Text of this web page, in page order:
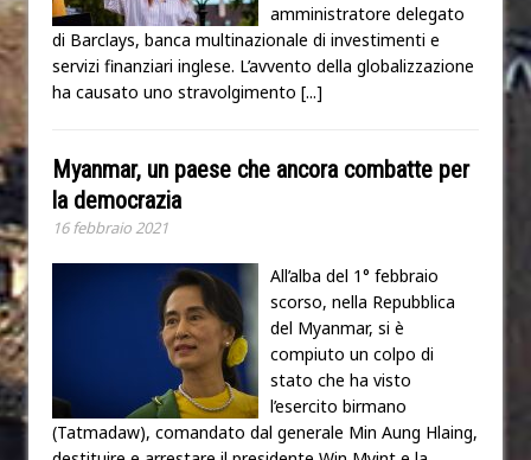
amministratore delegato
di Barclays, banca multinazionale di investimenti e
servizi finanziari inglese. L’avvento della globalizzazione
ha causato uno stravolgimento [...]
Myanmar, un paese che ancora combatte per
la democrazia
16 febbraio 2021
All’alba del 1° febbraio
scorso, nella Repubblica
del Myanmar, si è
compiuto un colpo di
stato che ha visto
l’esercito birmano
(Tatmadaw), comandato dal generale Min Aung Hlaing,